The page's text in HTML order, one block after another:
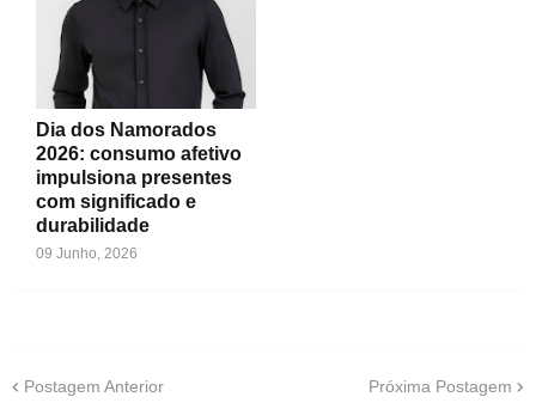
Dia dos Namorados
2026: consumo afetivo
impulsiona presentes
com significado e
durabilidade
09 Junho, 2026
Postagem Anterior Próxima Postagem